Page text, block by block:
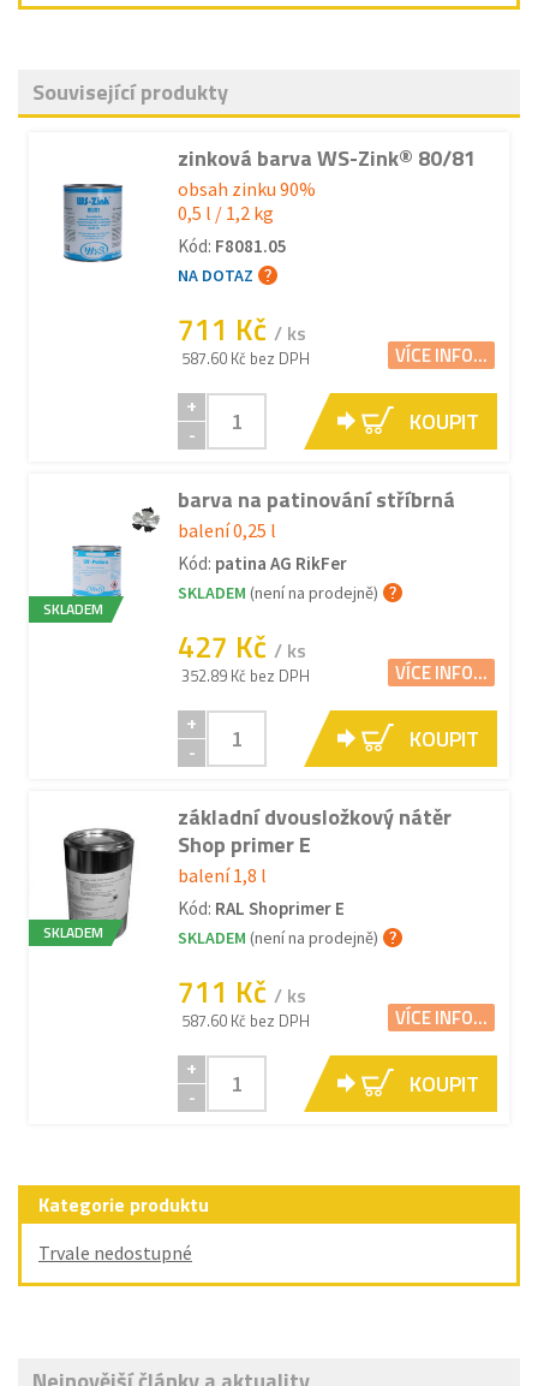
Související produkty
zinková barva WS-Zink® 80/81
obsah zinku 90%
0,5 l / 1,2 kg
Kód: F8081.05
NA DOTAZ
711 Kč / ks
587.60 Kč bez DPH VÍCE INFO...
+
-
KOUPIT
SKLADEM
barva na patinování stříbrná
balení 0,25 l
Kód: patina AG RikFer
SKLADEM (není na prodejně)
427 Kč / ks
352.89 Kč bez DPH VÍCE INFO...
+
-
KOUPIT
SKLADEM
základní dvousložkový nátěr
Shop primer E
balení 1,8 l
Kód: RAL Shoprimer E
SKLADEM (není na prodejně)
711 Kč / ks
587.60 Kč bez DPH VÍCE INFO...
+
-
KOUPIT
Kategorie produktu
Trvale nedostupné